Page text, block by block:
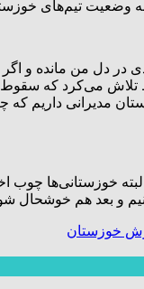
وضعیت تیم‌های
در دل من مانده و
می‌کرد که سقوط
مدیرانی داریم که
خوزستانی‌ها
و بعد هم خوشحال
خوزستان